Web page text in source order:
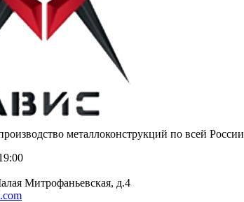
металлоконструкций по всей России
Митрофаньевская, д.4